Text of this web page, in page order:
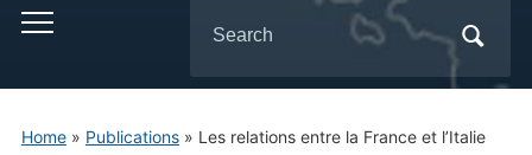
for:
Home» Publications» Les relations entre la France et l’Italie